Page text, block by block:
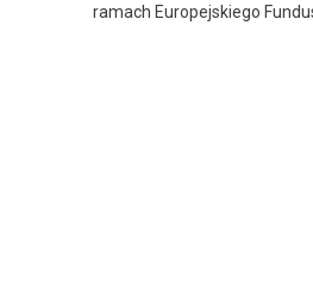
ramach Europejskiego